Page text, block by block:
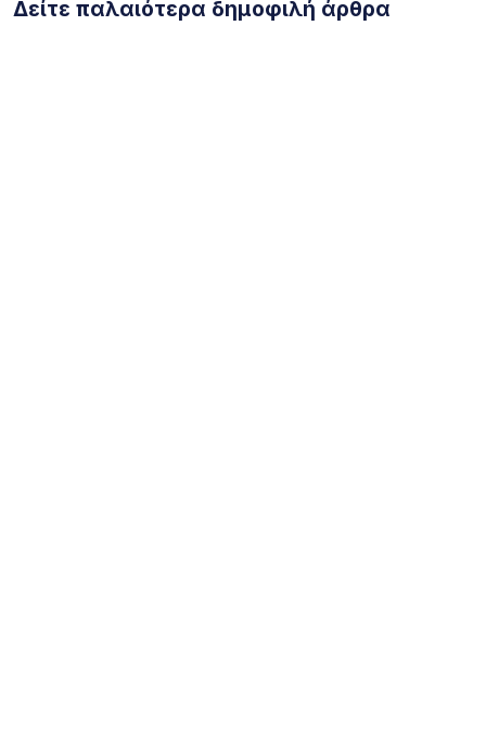
Δείτε παλαιότερα δημοφιλή άρθρα